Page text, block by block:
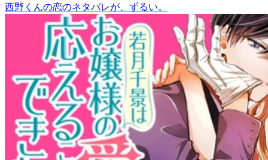
西野くんの恋のネタバレが、ずるい。